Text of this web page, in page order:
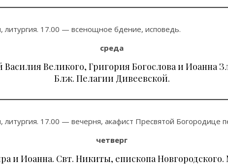
литургия. 17.00 — всенощное бдение, исповедь.
среда
Великого, Григория Богослова и Иоанна
Блж. Пелагии Дивеевской.
литургия. 17.00 — вечерня, акафист Пресвятой Богородице
четверг
и Иоанна. Свт. Никиты, епископа